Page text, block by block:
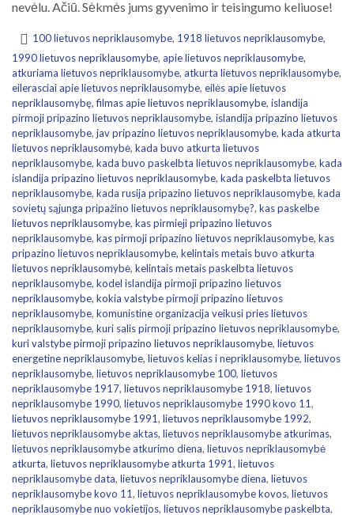
nevėlu. Ačiū. Sėkmės jums gyvenimo ir teisingumo keliuose!
100 lietuvos nepriklausomybe, 1918 lietuvos nepriklausomybe,
1990 lietuvos nepriklausomybe, apie lietuvos nepriklausomybe,
atkuriama lietuvos nepriklausomybe, atkurta lietuvos nepriklausomybe,
eilerasciai apie lietuvos nepriklausomybe, eilės apie lietuvos
nepriklausomybę,filmas apie lietuvos nepriklausomybe, islandija
pirmoji pripazino lietuvos nepriklausomybe, islandija pripazino lietuvos
nepriklausomybe, jav pripazino lietuvos nepriklausomybe, kada atkurta
lietuvos nepriklausomybė, kada buvo atkurta lietuvos
nepriklausomybe, kada buvo paskelbta lietuvos nepriklausomybe, kada
islandija pripazino lietuvos nepriklausomybe, kada paskelbta lietuvos
nepriklausomybe, kada rusija pripazino lietuvos nepriklausomybe, kada
sovietų sąjunga pripažino lietuvos nepriklausomybę?, kas paskelbe
lietuvos nepriklausomybe, kas pirmieji pripazino lietuvos
nepriklausomybe, kas pirmoji pripazino lietuvos nepriklausomybe, kas
pripazino lietuvos nepriklausomybe, kelintais metais buvo atkurta
lietuvos nepriklausomybė, kelintais metais paskelbta lietuvos
nepriklausomybe, kodel islandija pirmoji pripazino lietuvos
nepriklausomybe, kokia valstybe pirmoji pripazino lietuvos
nepriklausomybe, komunistine organizacija veikusi pries lietuvos
nepriklausomybe, kuri salis pirmoji pripazino lietuvos nepriklausomybe,
kuri valstybe pirmoji pripazino lietuvos nepriklausomybe, lietuvos
energetine nepriklausomybe, lietuvos kelias i nepriklausomybe, lietuvos
nepriklausomybe, lietuvos nepriklausomybe 100, lietuvos
nepriklausomybe 1917, lietuvos nepriklausomybe 1918, lietuvos
nepriklausomybe 1990, lietuvos nepriklausomybe 1990 kovo 11,
lietuvos nepriklausomybe 1991, lietuvos nepriklausomybe 1992,
lietuvos nepriklausomybe aktas, lietuvos nepriklausomybe atkurimas,
lietuvos nepriklausomybe atkurimo diena, lietuvos nepriklausomybė
atkurta, lietuvos nepriklausomybe atkurta 1991, lietuvos
nepriklausomybe data, lietuvos nepriklausomybe diena, lietuvos
nepriklausomybe kovo 11, lietuvos nepriklausomybe kovos, lietuvos
nepriklausomybe nuo vokietijos, lietuvos nepriklausomybe paskelbta,